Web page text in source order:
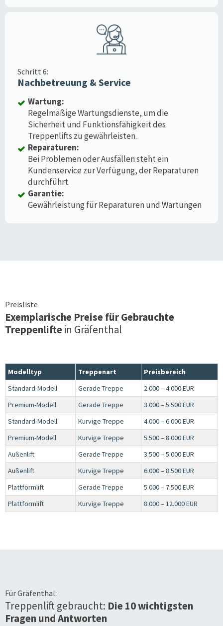
Schritt 6:
Nachbetreuung & Service
Wartung:
Regelmäßige Wartungsdienste, um die
Sicherheit und Funktionsfähigkeit des
Treppenlifts zu gewährleisten.
Reparaturen:
Bei Problemen oder Ausfällen steht ein
Kundenservice zur Verfügung, der Reparaturen
durchführt.
Garantie:
Gewährleistung für Reparaturen und Wartungen
Preisliste
Exemplarische Preise für Gebrauchte
Treppenliftein Gräfenthal
Modelltyp Treppenart
Preisbereich
Standard-Modell
Gerade Treppe
2.000 – 4.000 EUR
Premium-Modell
Gerade Treppe
3.000 – 5.500 EUR
Standard-Modell
Kurvige Treppe
4.000 – 6.000 EUR
Premium-Modell
Kurvige Treppe
5.500 – 8.000 EUR
Außenlift
Gerade Treppe
3.500 – 5.000 EUR
Außenlift
Kurvige Treppe
6.000 – 8.500 EUR
Plattformlift
Gerade Treppe
5.000 – 7.500 EUR
Plattformlift
Kurvige Treppe 8.000 – 12.000 EUR
FürGräfenthal:
Treppenlift gebraucht: Die 10 wichtigsten
Fragen und Antworten